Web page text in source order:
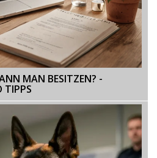
MAN BESITZEN? -
TIPPS